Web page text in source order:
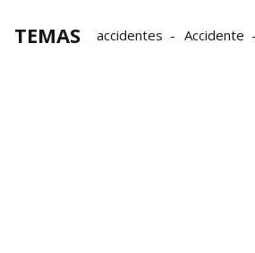
TEMAS accidentes Accidente